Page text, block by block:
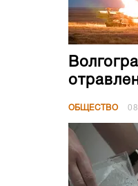
ОБЩЕСТВО